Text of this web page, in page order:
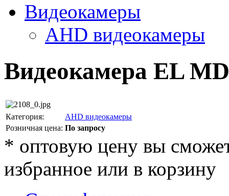
Видеокамеры
AHD видеокамеры
Видеокамера EL
Категория:
AHD видеокамеры
Розничная цена: По запросу
* оптовую цену вы
избранное или в корзину